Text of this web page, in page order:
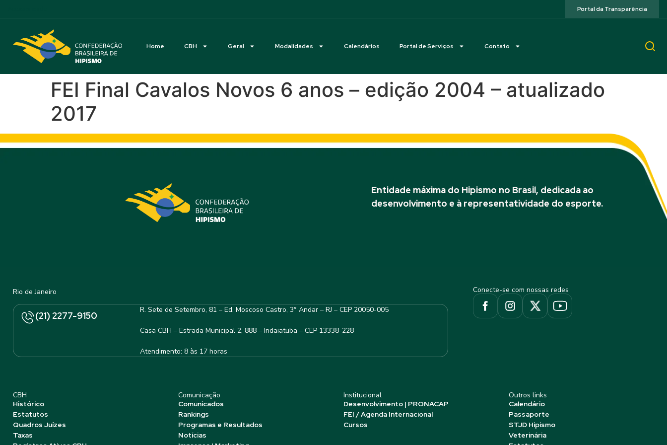
Portal da Transparência
Home CBH Geral Modalidades Calendários Portal de Serviços Contato
FEI Final Cavalos Novos 6 anos – edição 2004 – atualizado
2017
Entidade máxima do Hipismo no Brasil, dedicada ao
desenvolvimento e à representatividade do esporte.
Rio de Janeiro
(21) 2277-9150
R. Sete de Setembro, 81 – Ed. Moscoso Castro, 3° Andar – RJ – CEP 20050-005
Casa CBH – Estrada Municipal 2, 888 – Indaiatuba – CEP 13338-228
Atendimento: 8 às 17 horas
Conecte-se com nossas redes
CBH
Histórico
Estatutos
Quadros Juízes
Taxas
Comunicação
Comunicados
Rankings
Programas e Resultados
Notícias
Institucional
Desenvolvimento | PRONACAP
FEI / Agenda Internacional
Cursos
Outros links
Calendário
Passaporte
STJD Hipismo
Veterinária